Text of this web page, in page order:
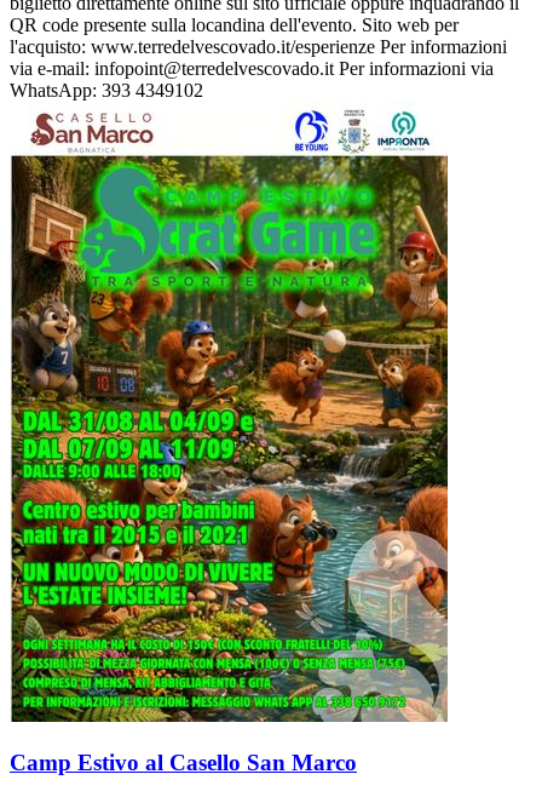
QR code presente sulla locandina dell'evento. Sito web per
l'acquisto: www.terredelvescovado.it/esperienze Per informazioni
via e-mail: infopoint@terredelvescovado.it Per informazioni via
WhatsApp: 393 4349102
Camp Estivo al Casello San Marco